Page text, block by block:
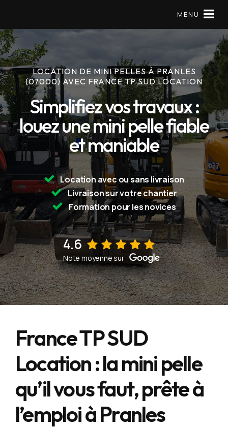
Matériels en location
Mini pelle
À Propos
Réserver
09 79 56 97 57
MENU
LOCATION DE MINI PELLES À PRANLES
(07000) AVEC FRANCE TP SUD LOCATION
Simplifiez vos travaux :
louez une mini pelle fiable
et maniable
Location avec ou sans livraison
Livraison sur votre chantier
Formation pour les novices
Voir sur la fiche d'établissement Google
4.6
Note moyenne sur
France TP SUD
Location : la mini pelle
qu’il vous faut, prête à
l’emploi à Pranles